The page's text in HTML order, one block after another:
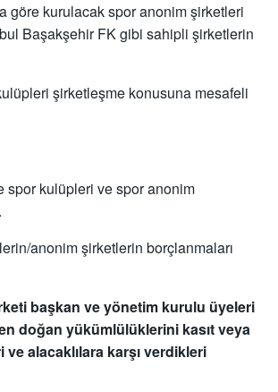
göre kurulacak spor anonim şirketleri
Başakşehir FK gibi sahipli şirketlerin
şirketleşme konusuna mesafeli
spor kulüpleri ve spor anonim
anonim şirketlerin borçlanmaları
başkan ve yönetim kurulu üyeleri
doğan yükümlülüklerini kasıt veya
alacaklılara karşı verdikleri